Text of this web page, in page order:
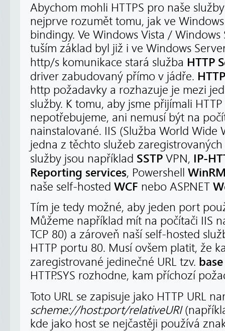
Abychom mohli HTTPS pro naše
nejprve rozumět tomu, jak ve
bindingy. Ve Windows Vista / Windows
tuším základ byl již i ve Windows
http/s komunikace stará služba HTTP
driver zabudovaný přímo v jádře.
http požadavky a rozhazuje je mezi
služby. K tomu, aby jsme přijímali
nepotřebujeme, ani nemusí být na
nainstalované. IIS (Služba World Wide
jedna z těchto služeb zaregistrovaných
služby jsou například SSTP VPN, IP-
Reporting services, Powershell
naše self-hosted WCF nebo ASP.NET
Tím je tedy možné, aby jeden port
Můžeme například mít na počítači IIS
TCP 80) a zároveň naší self-hosted
HTTP portu 80. Musí ovšem platit, že
zaregistrované jedinečné URL tzv.
HTTP.SYS rozhodne, kam příchozí
Toto URL se zapisuje jako HTTP URL
scheme://host:port/relativeURI
kde jako host se nejčastěji používá